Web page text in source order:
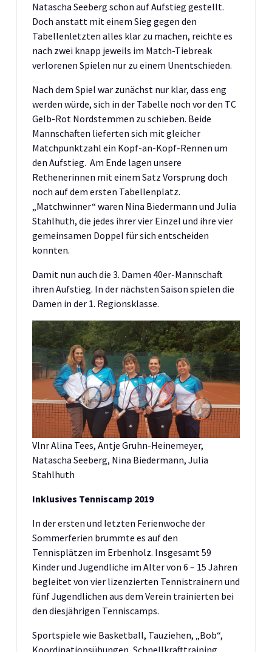
Natascha Seeberg schon auf Aufstieg gestellt.
Doch anstatt mit einem Sieg gegen den
Tabellenletzten alles klar zu machen, reichte es
nach zwei knapp jeweils im Match-Tiebreak
verlorenen Spielen nur zu einem Unentschieden.
Nach dem Spiel war zunächst nur klar, dass eng
werden würde, sich in der Tabelle noch vor den TC
Gelb-Rot Nordstemmen zu schieben. Beide
Mannschaften lieferten sich mit gleicher
Matchpunktzahl ein Kopf-an-Kopf-Rennen um
den Aufstieg. Am Ende lagen unsere
Rethenerinnen mit einem Satz Vorsprung doch
noch auf dem ersten Tabellenplatz.
„Matchwinner“ waren Nina Biedermann und Julia
Stahlhuth, die jedes ihrer vier Einzel und ihre vier
gemeinsamen Doppel für sich entscheiden
konnten.
Damit nun auch die 3. Damen 40er-Mannschaft
ihren Aufstieg. In der nächsten Saison spielen die
Damen in der 1. Regionsklasse.
Vlnr Alina Tees, Antje Gruhn-Heinemeyer,
Natascha Seeberg, Nina Biedermann, Julia
Stahlhuth
Inklusives Tenniscamp 2019
In der ersten und letzten Ferienwoche der
Sommerferien brummte es auf den
Tennisplätzen im Erbenholz. Insgesamt 59
Kinder und Jugendliche im Alter von 6 – 15 Jahren
begleitet von vier lizenzierten Tennistrainern und
fünf Jugendlichen aus dem Verein trainierten bei
den diesjährigen Tenniscamps.
Sportspiele wie Basketball, Tauziehen, „Bob“,
Koordinationsübungen, Schnellkrafttraining,